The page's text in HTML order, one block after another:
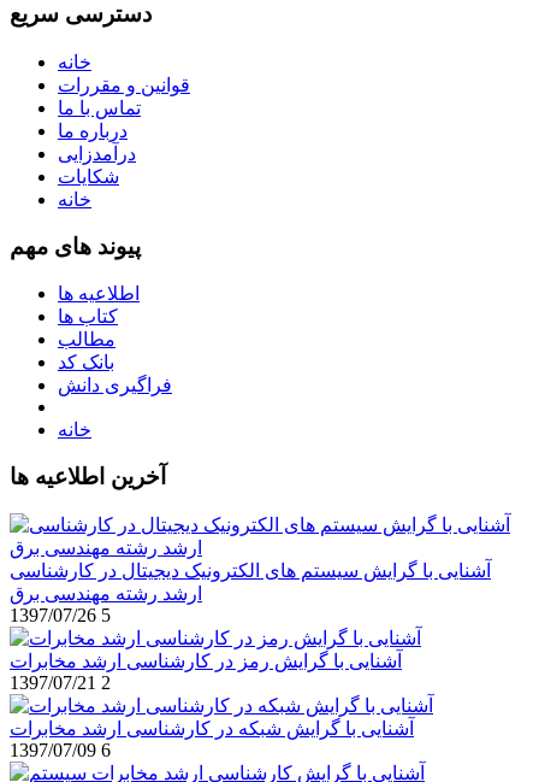
دسترسی سریع
خانه
قوانین و مقررات
تماس با ما
درباره ما
درآمدزایی
شکایات
خانه
پیوند های مهم
اطلاعیه ها
کتاب ها
مطالب
بانک کد
فراگیری دانش
خانه
آخرین اطلاعیه ها
آشنایی با گرایش سیستم های الکترونیک دیجیتال در کارشناسی
ارشد رشته مهندسی برق
1397/07/26 5
آشنایی با گرایش رمز در کارشناسی ارشد مخابرات
1397/07/21 2
آشنایی با گرایش شبکه در کارشناسی ارشد مخابرات
1397/07/09 6